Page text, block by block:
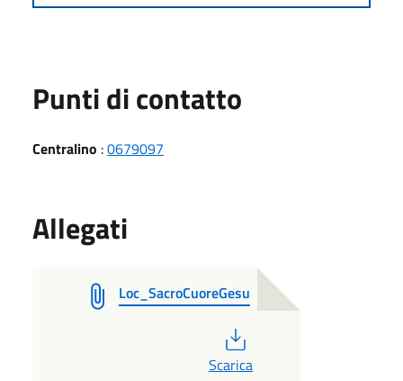
Punti di contatto
Centralino :0679097
Allegati
Loc_SacroCuoreGesu
Scarica